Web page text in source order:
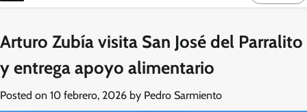
Arturo Zubía visita San José del Parralito
y entrega apoyo alimentario
Posted on 10 febrero, 2026 by Pedro Sarmiento